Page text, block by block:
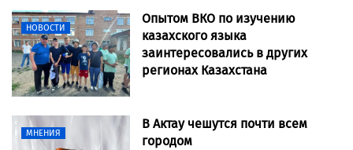
НОВОСТИ
Опытом ВКО по изучению
казахского языка
заинтересовались в других
регионах Казахстана
МНЕНИЯ
В Актау чешутся почти всем
городом